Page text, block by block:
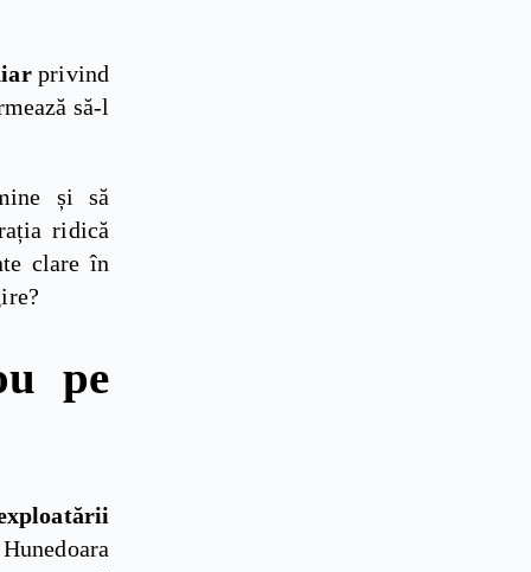
privind
să-l
și să
ridică
clare în
pe